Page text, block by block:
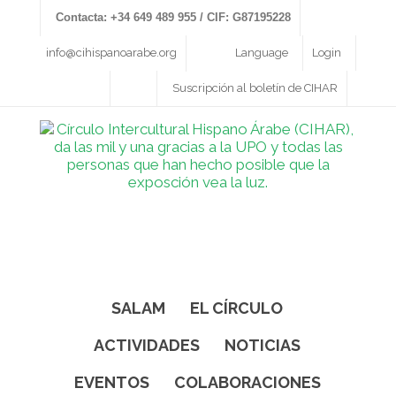
Contacta: +34 649 489 955 / CIF: G87195228
info@cihispanoarabe.org Login
Language
Suscripción al boletín de CIHAR
SALAM
EL CÍRCULO
ACTIVIDADES
NOTICIAS
EVENTOS
COLABORACIONES